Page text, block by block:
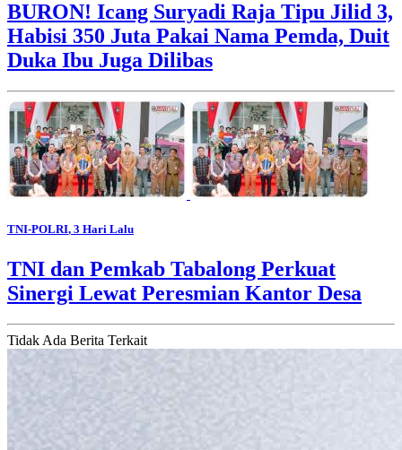
BURON! Icang Suryadi Raja Tipu Jilid 3,
Habisi 350 Juta Pakai Nama Pemda, Duit
Duka Ibu Juga Dilibas
TNI-POLRI, 3 Hari Lalu
TNI dan Pemkab Tabalong Perkuat
Sinergi Lewat Peresmian Kantor Desa
Tidak Ada Berita Terkait